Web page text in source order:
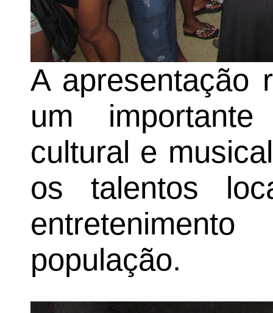
A apresentação
um
cultural e
os talentos
população.